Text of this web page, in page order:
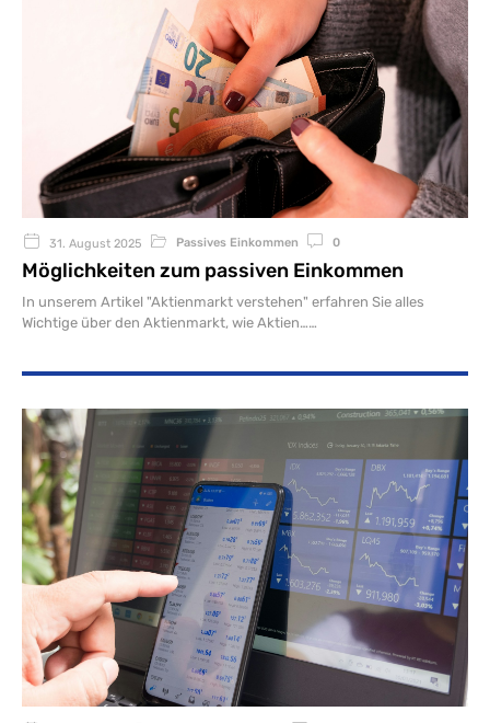
31. August 2025 Passives Einkommen 0
Möglichkeiten zum passiven Einkommen
In unserem Artikel "Aktienmarkt verstehen" erfahren Sie alles
Wichtige über den Aktienmarkt, wie Aktien…